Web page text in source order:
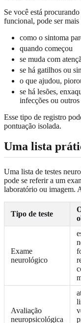
Se você está
funcional, pode ser
como o sintoma
quando começou
se muda com
se há gatilhos ou
o que ajudou,
se há lesões,
infecções ou
Esse tipo de registro
pontuação isolada.
Uma lista
Uma lista de testes
pode se referir a um
laboratório ou imagem.
Tipo de teste
Exame
neurológico
Avaliação
neuropsicológica